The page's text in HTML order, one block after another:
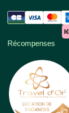
Récompenses